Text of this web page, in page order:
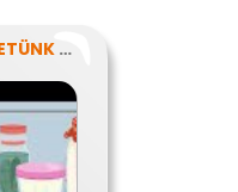
MIKROBÁK AZ ÉLETÜNK SZÁMOS TERÜLETÉN